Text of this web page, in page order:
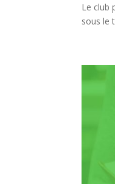
Le club
sous le